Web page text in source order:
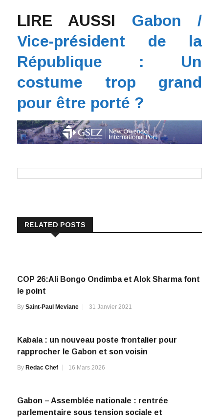
LIRE AUSSI Gabon /
Vice-président de la
République : Un
costume trop grand
pour être porté ?
RELATED POSTS
COP 26:Ali Bongo Ondimba et Alok Sharma font
le point
By Saint-Paul Meviane 31 Janvier 2021
Kabala : un nouveau poste frontalier pour
rapprocher le Gabon et son voisin
By Redac Chef 16 Mars 2026
Gabon – Assemblée nationale : rentrée
parlementaire sous tension sociale et